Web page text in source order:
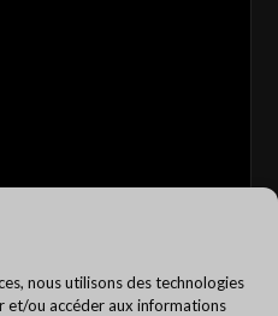
nous utilisons des technologies
et/ou accéder aux informations
00:56